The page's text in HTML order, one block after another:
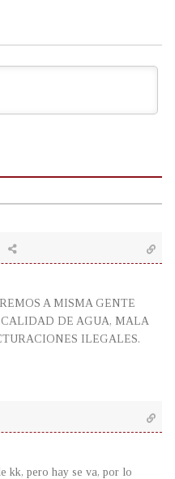
A MISMA GENTE
DE AGUA, MALA
ILEGALES.
kk, pero hay se va, por lo